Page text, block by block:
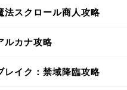
法スクロール商人攻略
ルカナ攻略
レイク：禁域降臨攻略